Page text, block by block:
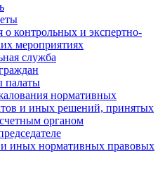
контрольных и экспертно-
мероприятиях
служба
палаты
нормативных
и иных решений, принятых
органом
и иных нормативных правовых